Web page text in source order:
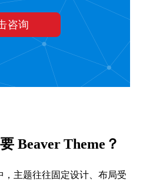
Beaver Theme？
，主题往往固定设计、布局受